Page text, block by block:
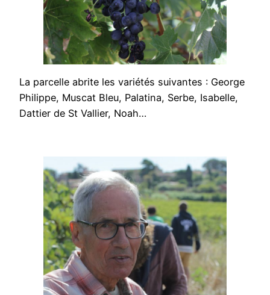
La parcelle abrite les variétés suivantes : George
Philippe, Muscat Bleu, Palatina, Serbe, Isabelle,
Dattier de St Vallier, Noah…